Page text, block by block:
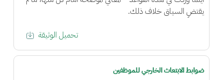
يقتضِ السياق خلاف ذلك.
تحميل الوثيقة
ضوابط الابتعاث الخارجي للموظفين